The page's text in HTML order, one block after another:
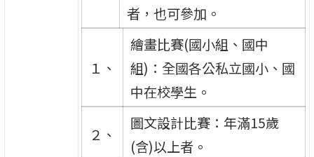
者，也可參加。
１、
繪畫比賽(國小組、國中
組)：全國各公私立國小、國
中在校學生。
２、
圖文設計比賽：年滿15歲
(含)以上者。